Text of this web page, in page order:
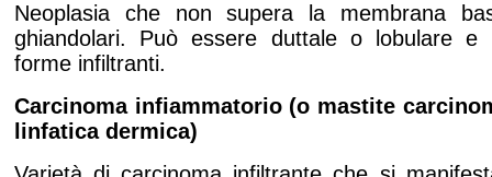
Neoplasia che non supera la membrana
ghiandolari. Può essere duttale o lobulare e
forme infiltranti.
Carcinoma infiammatorio (o mastite
linfatica dermica)